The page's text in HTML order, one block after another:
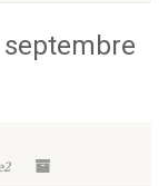
septembre